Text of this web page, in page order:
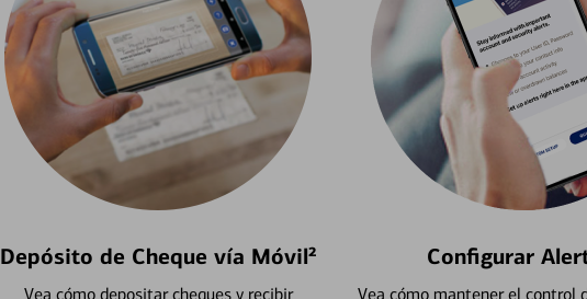
Depósito de Cheque vía Móvil²
Vea cómo depositar cheques y recibir
Configurar
Vea cómo mantener el control